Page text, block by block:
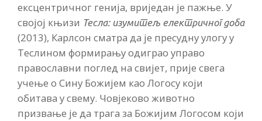
ексцентричног генија, вриједан је пажње. У
својој књизи Тесла: изумитељ електричног доба
(2013), Карлсон сматра да је пресудну улогу у
Теслином формирању одиграо управо
православни поглед на свијет, прије свега
учење о Сину Божијем као Логосу који
обитава у свему. Човјеково животно
призвање је да трага за Божијим Логосом који